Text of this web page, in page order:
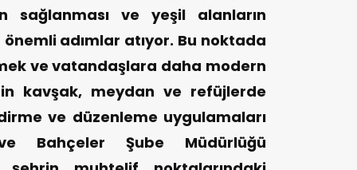
sağlanması ve yeşil alanların
adımlar atıyor. Bu noktada
ve vatandaşlara daha modern
kavşak, meydan ve refüjlerde
ve düzenleme uygulamaları
Bahçeler Şube Müdürlüğü